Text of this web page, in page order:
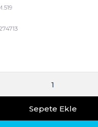
Sepete Ekle